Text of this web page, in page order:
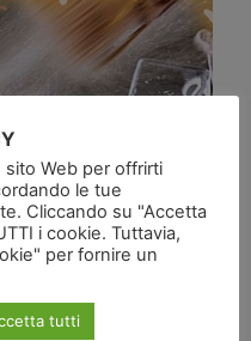
Web per offrirti
le tue
Cliccando su "Accetta
i cookie. Tuttavia,
per fornire un
tutti